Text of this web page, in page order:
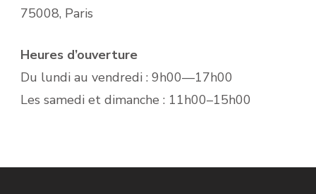
75008, Paris
Heures d’ouverture
Du lundi au vendredi : 9h00—17h00
Les samedi et dimanche : 11h00–15h00